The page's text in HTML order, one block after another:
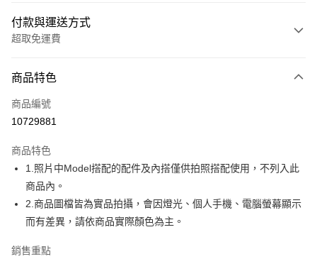
付款與運送方式
超取免運費
信用卡一次付款
超商取貨付款
ATM付款
運送方式
全家取貨付款
商品特色
商品編號
10729881
商品特色
1.照片中Model搭配的配件及內搭僅供拍照搭配使用，不列入此
商品內。
2.商品圖檔皆為實品拍攝，會因燈光、個人手機、電腦螢幕顯示
而有差異，請依商品實際顏色為主。
銷售重點